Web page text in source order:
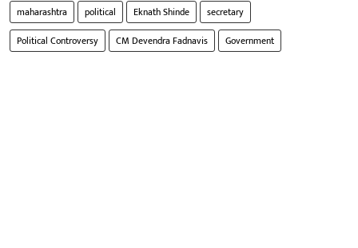
maharashtra political Eknath Shinde
secretary
Political Controversy
CM Devendra Fadnavis Government